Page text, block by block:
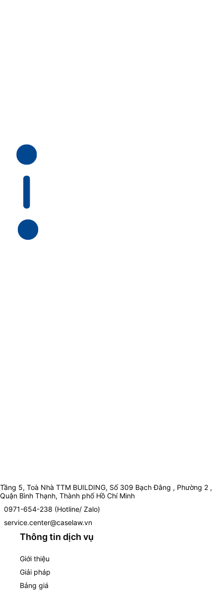
Tầng 5, Toà Nhà TTM BUILDING, Số 309 Bạch Đằng , Phường 2 ,
Quận Bình Thạnh, Thành phố Hồ Chí Minh
0971-654-238 (Hotline/ Zalo)
service.center@caselaw.vn
Thông tin dịch vụ
Giới thiệu
Giải pháp
Bảng giá